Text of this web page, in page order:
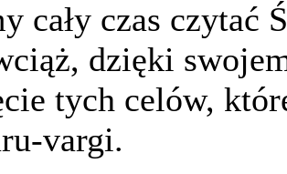
cały czas czytać
dzięki
tych celów,
vargi.